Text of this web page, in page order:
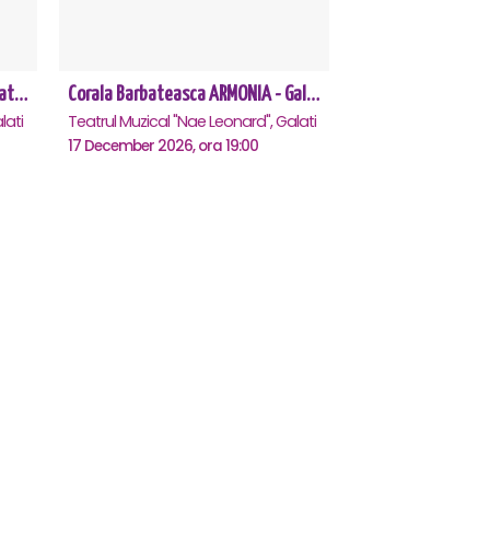
SPARGATORUL DE NUCI - Turneu National - Galati Corala Barbateasca ARMONIA - Galati
Teatrul Muzical "Nae Leonard", Galati
17 December 2026, ora 19:00